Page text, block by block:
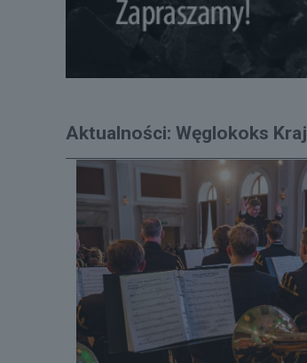
Aktualności: Węglokoks Kraj